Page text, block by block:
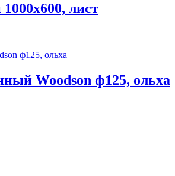
лист
Woodson ф125, ольха